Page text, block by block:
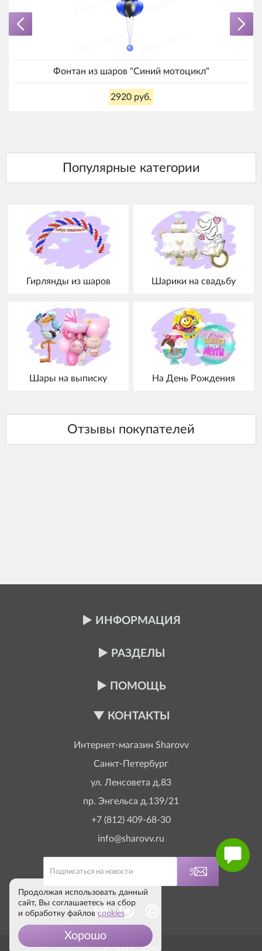
Фонтан из шаров "Синий мотоцикл"
2920 руб.
Гирлянды из шаров Шарики на свадьбу
Шары на выписку На День Рождения
ИНФОРМАЦИЯ
РАЗДЕЛЫ
ПОМОЩЬ
КОНТАКТЫ
Интернет-магазин Sharovv
Санкт-Петербург
ул. Ленсовета д.83
пр. Энгельса д.139/21
+7 (812) 409-68-30
info@sharovv.ru
Продолжая использовать данный
сайт, Вы соглашаетесь на сбор
и обработку файлов cookies
Хорошо